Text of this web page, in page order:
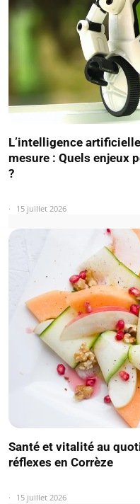
L’intelligence
mesure : Quels enjeux
?
15 juillet 2026
Santé et vitalité au
réflexes en Corrèze
15 juillet 2026